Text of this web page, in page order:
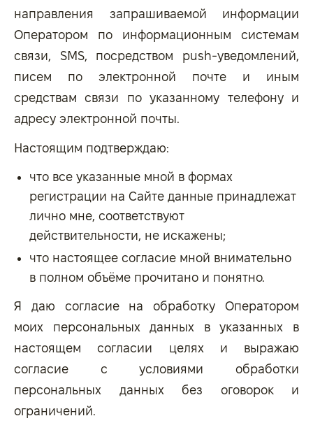
направления запрашиваемой информации
Оператором по информационным системам
связи, SMS, посредством push-уведомлений,
писем по электронной почте и иным
средствам связи по указанному телефону и
адресу электронной почты.
Настоящим подтверждаю:
что все указанные мной в формах
регистрации на Сайте данные принадлежат
лично мне, соответствуют
действительности, не искажены;
что настоящее согласие мной внимательно
в полном объёме прочитано и понятно.
Я даю согласие на обработку Оператором
моих персональных данных в указанных в
настоящем согласии целях и выражаю
согласие с условиями обработки
персональных данных без оговорок и
ограничений.